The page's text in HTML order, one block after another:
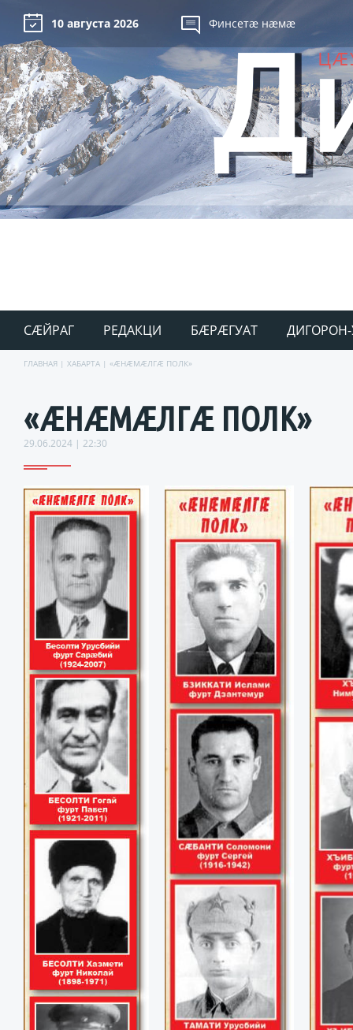
10 августа 2026 Финсетæ нæмæ
СÆЙРАГ РЕДАКЦИ БÆРÆГУАТ ДИГОРОН-
ГЛАВНАЯ | ХАБАРТА | «ÆНÆМÆЛГÆ ПОЛК»
«ÆНÆМÆЛГÆ ПОЛК»
29.06.2024 | 22:30